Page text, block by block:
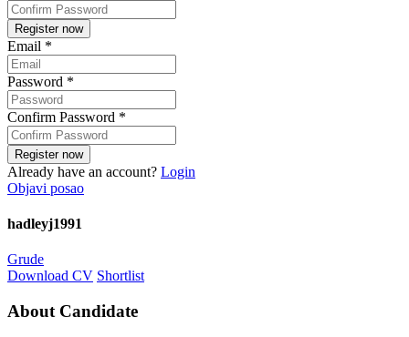
Email *
Password *
Confirm Password *
Already have an account? Login
Objavi posao
hadleyj1991
Grude
Download CV Shortlist
About Candidate